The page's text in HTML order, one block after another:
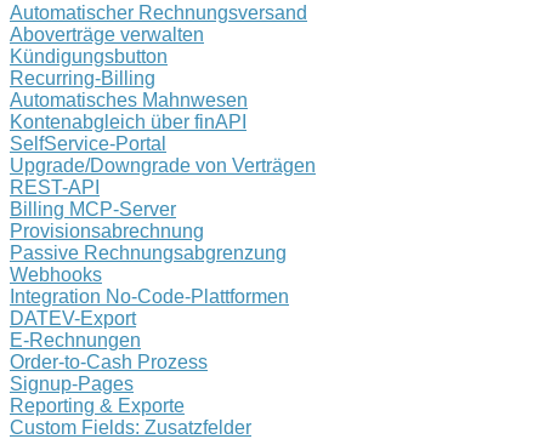
Automatischer Rechnungsversand
Aboverträge verwalten
Kündigungsbutton
Recurring-Billing
Automatisches Mahnwesen
Kontenabgleich über finAPI
SelfService-Portal
Upgrade/Downgrade von Verträgen
REST-API
Billing MCP-Server
Provisionsabrechnung
Passive Rechnungsabgrenzung
Webhooks
Integration No-Code-Plattformen
DATEV-Export
E-Rechnungen
Order-to-Cash Prozess
Signup-Pages
Reporting & Exporte
Custom Fields: Zusatzfelder